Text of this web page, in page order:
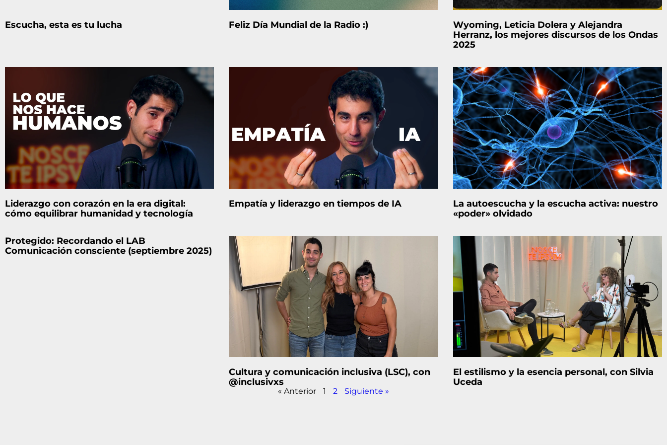
Escucha, esta es tu lucha Feliz Día Mundial de la Radio :)
Wyoming, Leticia Dolera y Alejandra
Herranz, los mejores discursos de los Ondas
2025
Liderazgo con corazón en la era digital:
cómo equilibrar humanidad y tecnología
Empatía y liderazgo en tiempos de IA
La autoescucha y la escucha activa: nuestro
«poder» olvidado
Protegido: Recordando el LAB
Comunicación consciente (septiembre 2025)
Cultura y comunicación inclusiva (LSC), con
@inclusivxs
El estilismo y la esencia personal, con Silvia
Uceda
« Anterior 1 2 Siguiente »